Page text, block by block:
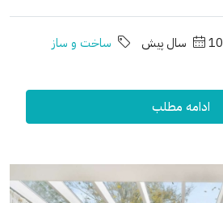
10 سال پیش
ساخت و ساز
ادامه مطلب